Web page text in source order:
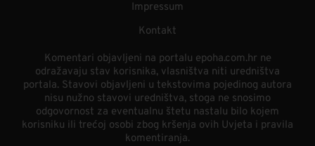
Impressum
Kontakt
Komentari objavljeni na portalu epoha.com.hr ne
odražavaju stav korisnika, vlasništva niti uredništva
portala. Stavovi objavljeni u tekstovima pojedinog autora
nisu nužno stavovi uredništva, stoga ne snosimo
odgovornost za eventualnu štetu nastalu bilo kojem
korisniku ili trećoj osobi zbog kršenja ovih Uvjeta i pravila
komentiranja.